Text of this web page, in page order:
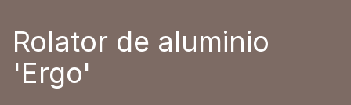
Rolator de aluminio
'Ergo'